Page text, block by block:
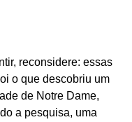
reconsidere: essas
o que descobriu um
de Notre Dame,
a pesquisa, uma